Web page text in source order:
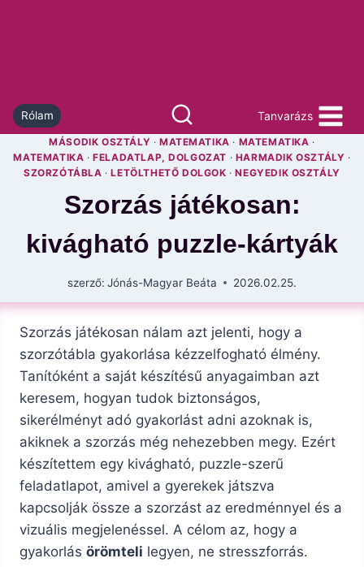
Rólam Tanvarázs
MÁSODIK OSZTÁLY · MATEMATIKA · MATEMATIKA ·
MATEMATIKA ·FELADATLAP, DOLGOZAT · HARMADIK OSZTÁLY ·
SZORZÓTÁBLA ·LETÖLTHETŐ DOLGOK ·NEGYEDIK OSZTÁLY
Szorzás játékosan:
kivágható puzzle-kártyák
szerző: Jónás-Magyar Beáta 2026.02.25.
Szorzás játékosan nálam azt jelenti, hogy a
szorzótábla gyakorlása kézzelfogható élmény.
Tanítóként a saját készítésű anyagaimban azt
keresem, hogyan tudok biztonságos,
sikerélményt adó gyakorlást adni azoknak is,
akiknek a szorzás még nehezebben megy. Ezért
készítettem egy kivágható, puzzle-szerű
feladatlapot, amivel a gyerekek játszva
kapcsolják össze a szorzást az eredménnyel és a
vizuális megjelenéssel. A célom az, hogy a
gyakorlás örömteli legyen, ne stresszforrás.